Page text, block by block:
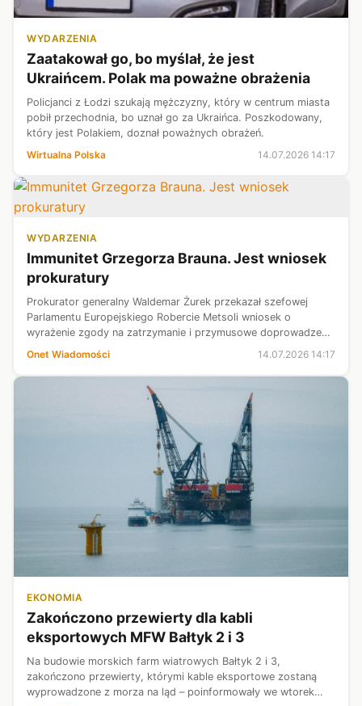
WYDARZENIA
Zaatakował go, bo myślał, że jest
Ukraińcem. Polak ma poważne obrażenia
Policjanci z Łodzi szukają mężczyzny, który w centrum miasta
pobił przechodnia, bo uznał go za Ukraińca. Poszkodowany,
który jest Polakiem, doznał poważnych obrażeń.
Wirtualna Polska
14.07.2026 14:17
WYDARZENIA
Immunitet Grzegorza Brauna. Jest wniosek
prokuratury
Prokurator generalny Waldemar Żurek przekazał szefowej
Parlamentu Europejskiego Robercie Metsoli wniosek o
wyrażenie zgody na zatrzymanie i przymusowe doprowadzenie
przed wymiar sprawiedliwości europosła Grzegorza Brauna.
Onet Wiadomości 14.07.2026 14:17
EKONOMIA
Zakończono przewierty dla kabli
eksportowych MFW Bałtyk 2 i 3
Na budowie morskich farm wiatrowych Bałtyk 2 i 3,
zakończono przewierty, którymi kable eksportowe zostaną
wyprowadzone z morza na ląd – poinformowały we wtorek